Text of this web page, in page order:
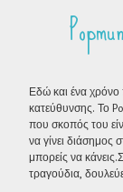
Εδώ και ένα χρόνο
κατεύθυνσης. Το
που σκοπός του
να γίνει
μπορείς να
τραγούδια,